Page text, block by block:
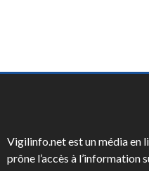
Vigilinfo.net est un média en
prône l’accès à l’information